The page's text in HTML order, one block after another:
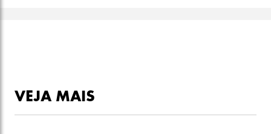
VEJA MAIS